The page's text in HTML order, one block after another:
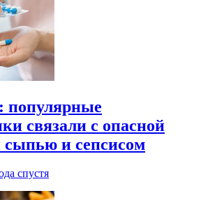
популярные
связали с опасной
сыпью и сепсисом
спустя